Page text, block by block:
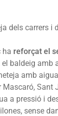
dels carrers i
ha reforçat el
el baldeig amb
amb
Mascaró, Sant
a pressió i
sense